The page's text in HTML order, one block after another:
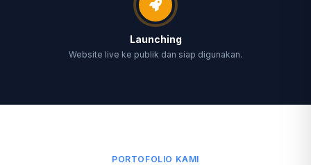
Launching
Website live ke publik dan siap digunakan.
PORTOFOLIO KAMI